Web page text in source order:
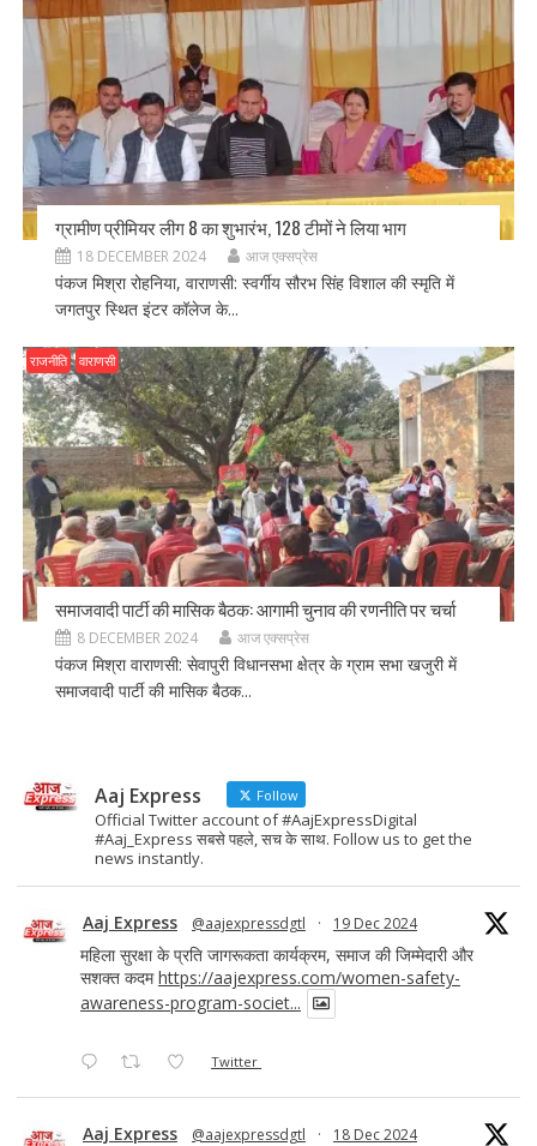
ग्रामीण प्रीमियर लीग 8 का शुभारंभ, 128 टीमों ने लिया भाग
18 DECEMBER 2024 आज एक्सप्रेस
पंकज मिश्रा रोहनिया, वाराणसी: स्वर्गीय सौरभ सिंह विशाल की स्मृति में
जगतपुर स्थित इंटर कॉलेज के...
राजनीति वाराणसी
समाजवादी पार्टी की मासिक बैठक: आगामी चुनाव की रणनीति पर चर्चा
8 DECEMBER 2024 आज एक्सप्रेस
पंकज मिश्रा वाराणसी: सेवापुरी विधानसभा क्षेत्र के ग्राम सभा खजुरी में
समाजवादी पार्टी की मासिक बैठक...
Aaj Express Follow
Official Twitter account of #AajExpressDigital
#Aaj_Express सबसे पहले, सच के साथ. Follow us to get the
news instantly.
Aaj Express @aajexpressdgtl · 19 Dec 2024
महिला सुरक्षा के प्रति जागरूकता कार्यक्रम, समाज की जिम्मेदारी और
सशक्त कदमhttps://aajexpress.com/women-safety-
awareness-program-societ...
Twitter
Aaj Express @aajexpressdgtl · 18 Dec 2024